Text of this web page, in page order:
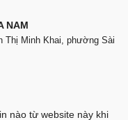
NAM
Thị Minh Khai, phường Sài
nào từ website này khi